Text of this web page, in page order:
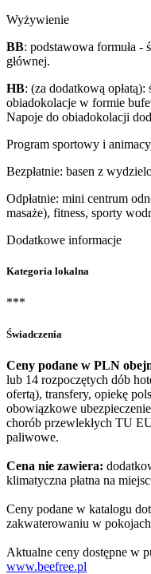
Wyżywienie
BB: podstawowa formuła -
głównej.
HB: (za dodatkową
obiadokolacje w formie
Napoje do obiadokolacji
Program sportowy i
Bezpłatnie: basen z
Odpłatnie: mini centrum
masaże), fitness, sporty
Dodatkowe informacje
Kategoria lokalna
***
Świadczenia
Ceny podane w PLN
lub 14 rozpoczętych dób
ofertą), transfery, opiekę
obowiązkowe
chorób przewlekłych TU
paliwowe.
Cena nie zawiera:
klimatyczna płatna na
Ceny podane w katalogu
zakwaterowaniu w
Aktualne ceny dostępne w
www.beefree.pl